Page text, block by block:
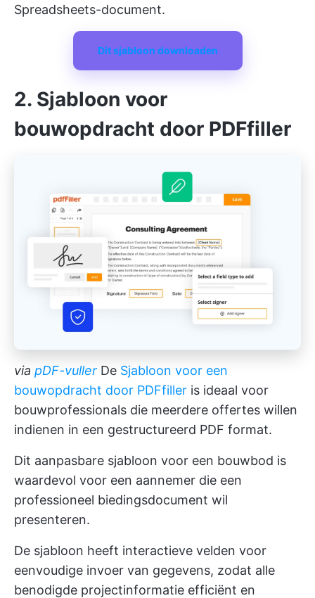
Spreadsheets-document.
Dit sjabloon downloaden
2. Sjabloon voor
bouwopdracht door PDFfiller
via pDF-vuller De Sjabloon voor een
bouwopdracht door PDFfiller is ideaal voor
bouwprofessionals die meerdere offertes willen
indienen in een gestructureerd PDF format.
Dit aanpasbare sjabloon voor een bouwbod is
waardevol voor een aannemer die een
professioneel biedingsdocument wil
presenteren.
De sjabloon heeft interactieve velden voor
eenvoudige invoer van gegevens, zodat alle
benodigde projectinformatie efficiënt en